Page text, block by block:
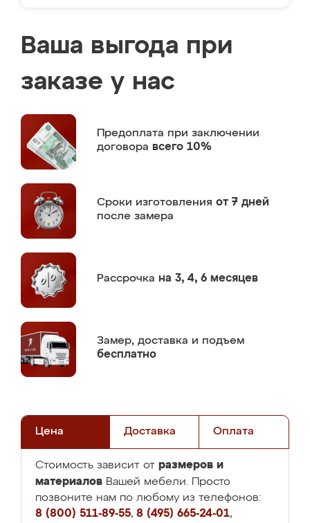
Ваша выгода при
заказе у нас
Предоплата при заключении
договора всего 10%
Сроки изготовления от 7 дней
после замера
Рассрочка на 3, 4, 6 месяцев
Замер, доставка и подъем
бесплатно
Цена Доставка Оплата
Стоимость зависит от размеров и
материалов Вашей мебели. Просто
позвоните нам по любому из телефонов:
8 (800) 511-89-55, 8 (495) 665-24-01,